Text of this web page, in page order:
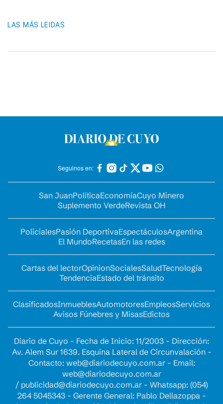
LAS MÁS LEIDAS
Seguinos en:
San JuanPolíticaEconomíaCuyo Minero
Suplemento VerdeRevista OH
PolicialesPasión DeportivaEspectáculosArgentina
El MundoRecetasEn las redes
Cartas del lectorOpinionSocialesSaludTecnología
TendenciaEstado del tránsito
ClasificadosInmueblesAutomotoresEmpleosServicios
Avisos Fúnebres y MisasEdictos
Diario de Cuyo - Fecha de Inicio: 11/2003 - Dirección:
Av. Alem Sur 1639. Esquina Lateral de Circunvalación -
Contacto: web@diariodecuyo.com.ar- Email:
web@diariodecuyo.com.ar
/ publicidad@diariodecuyo.com.ar- Whatsapp: (054)
264 5045343 - Gerente General: Pablo Dellazoppa -